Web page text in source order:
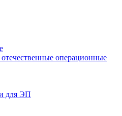
операционные
для ЭП